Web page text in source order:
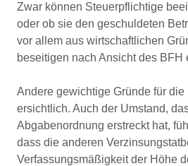
Zwar können Steuerpflichtige
oder ob sie den geschuldeten
vor allem aus wirtschaftlichen
beseitigen nach Ansicht des
Andere gewichtige Gründe für
ersichtlich. Auch der Umstand,
Abgabenordnung erstreckt hat,
dass die anderen
Verfassungsmäßigkeit der Höhe